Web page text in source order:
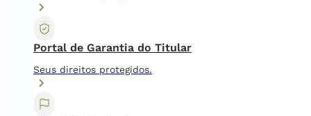
Portal de Garantia do Titular
Seus direitos protegidos.